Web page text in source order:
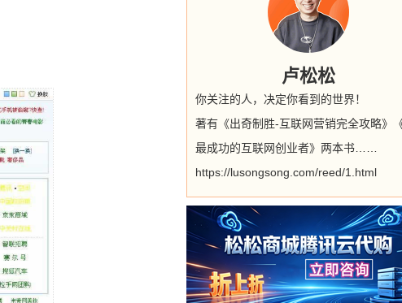
卢松松
你关注的人，决定你看到的世界！
著有《出奇制胜-互联网营销完全攻略》
最成功的互联网创业者》两本书……
https://lusongsong.com/reed/1.html